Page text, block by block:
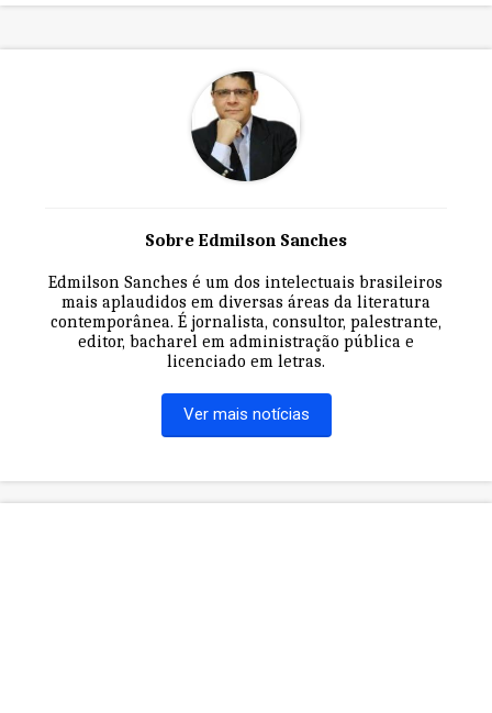
Sobre Edmilson Sanches
Edmilson Sanches é um dos intelectuais brasileiros
mais aplaudidos em diversas áreas da literatura
contemporânea. É jornalista, consultor, palestrante,
editor, bacharel em administração pública e
licenciado em letras.
Ver mais notícias